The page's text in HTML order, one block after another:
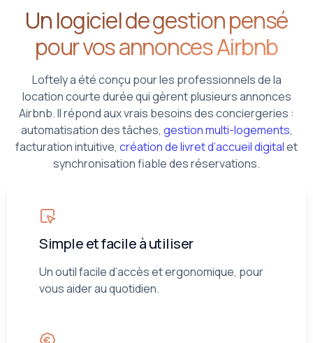
Un logiciel de gestion pensé
pour vos annonces Airbnb
Loftely a été conçu pour les professionnels de la
location courte durée qui gèrent plusieurs annonces
Airbnb. Il répond aux vrais besoins des conciergeries :
automatisation des tâches, gestion multi-logements,
facturation intuitive, création de livret d’accueil digitalet
synchronisation fiable des réservations.
Simple et facile à utiliser
Un outil facile d’accès et ergonomique, pour
vous aider au quotidien.